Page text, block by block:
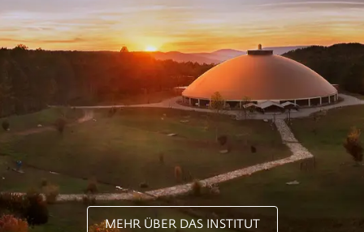
MEHR ÜBER DAS INSTITUT